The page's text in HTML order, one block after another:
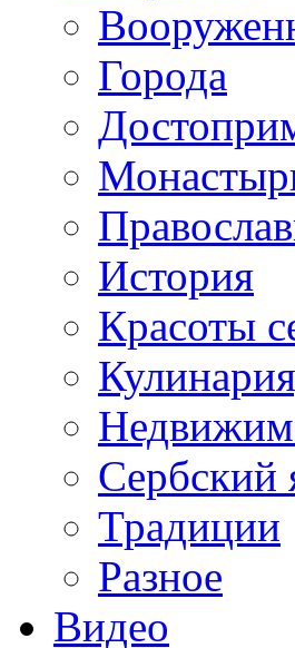
Города
История
Красоты
Сербский
Традиции
Разное
Видео